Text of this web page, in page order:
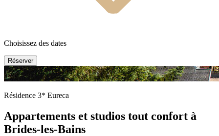
fr
en
Choisissez des dates
Réserver
Résidence 3* Eureca
Appartements et studios tout confort à
Brides-les-Bains